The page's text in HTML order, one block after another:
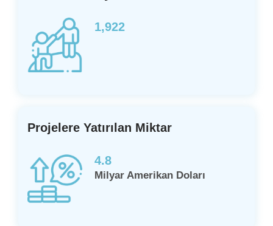
1,922
Projelere Yatırılan Miktar
4.8
Milyar Amerikan Doları